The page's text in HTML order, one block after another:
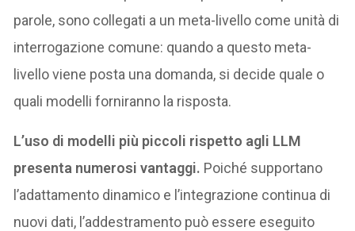
parole, sono collegati a un meta-livello come unità di
interrogazione comune: quando a questo meta-
livello viene posta una domanda, si decide quale o
quali modelli forniranno la risposta.
L’uso di modelli più piccoli rispetto agli LLM
presenta numerosi vantaggi. Poiché supportano
l’adattamento dinamico e l’integrazione continua di
nuovi dati, l’addestramento può essere eseguito